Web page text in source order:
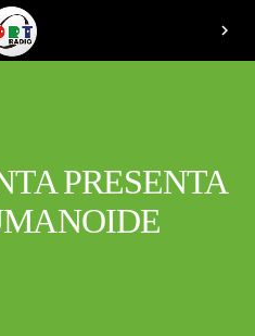
chevron_right
PRESENTA